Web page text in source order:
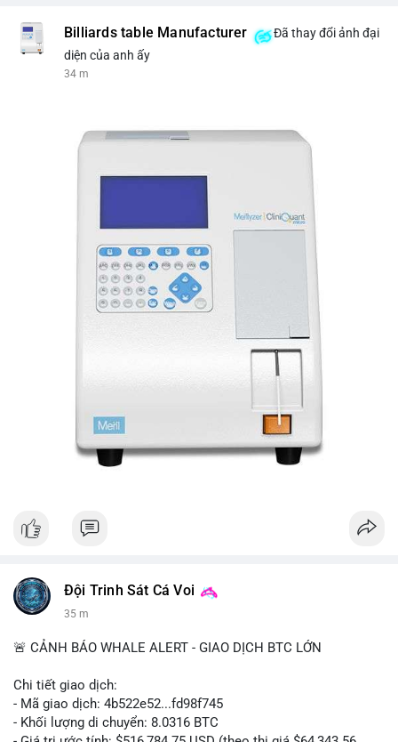
Billiards table Manufacturer
Đã thay đổi ảnh đại
diện của anh ấy
34 m
Đội Trinh Sát Cá Voi
35 m
🚨 CẢNH BÁO WHALE ALERT - GIAO DỊCH BTC LỚN
Chi tiết giao dịch:
- Mã giao dịch: 4b522e52...fd98f745
- Khối lượng di chuyển: 8.0316 BTC